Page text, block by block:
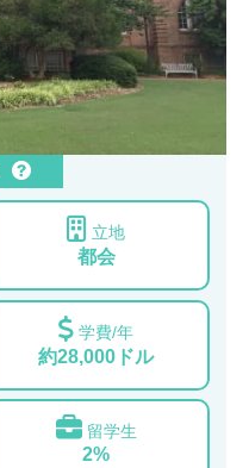
立地
都会
学費/年
約28,000ドル
留学生
2%